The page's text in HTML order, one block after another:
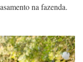
na fazenda.